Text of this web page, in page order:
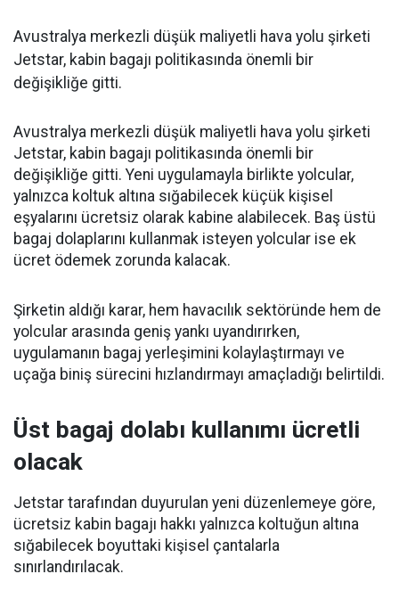
Avustralya merkezli düşük maliyetli hava yolu şirketi
Jetstar, kabin bagajı politikasında önemli bir
değişikliğe gitti.
Avustralya merkezli düşük maliyetli hava yolu şirketi
Jetstar, kabin bagajı politikasında önemli bir
değişikliğe gitti. Yeni uygulamayla birlikte yolcular,
yalnızca koltuk altına sığabilecek küçük kişisel
eşyalarını ücretsiz olarak kabine alabilecek. Baş üstü
bagaj dolaplarını kullanmak isteyen yolcular ise ek
ücret ödemek zorunda kalacak.
Şirketin aldığı karar, hem havacılık sektöründe hem de
yolcular arasında geniş yankı uyandırırken,
uygulamanın bagaj yerleşimini kolaylaştırmayı ve
uçağa biniş sürecini hızlandırmayı amaçladığı belirtildi.
Üst bagaj dolabı kullanımı ücretli
olacak
Jetstar tarafından duyurulan yeni düzenlemeye göre,
ücretsiz kabin bagajı hakkı yalnızca koltuğun altına
sığabilecek boyuttaki kişisel çantalarla
sınırlandırılacak.